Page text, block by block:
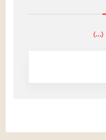
(
...
)